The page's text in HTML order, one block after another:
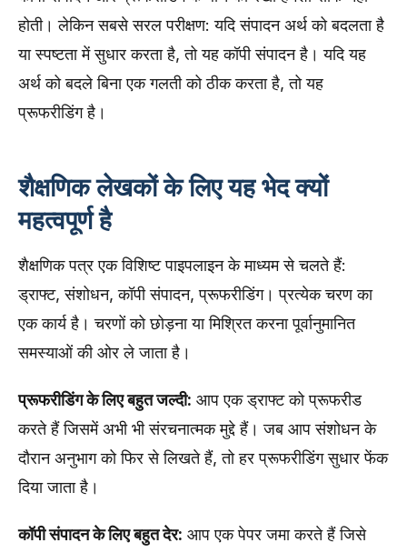
होती। लेकिन सबसे सरल परीक्षण: यदि संपादन अर्थ को बदलता है
या स्पष्टता में सुधार करता है, तो यह कॉपी संपादन है। यदि यह
अर्थ को बदले बिना एक गलती को ठीक करता है, तो यह
प्रूफरीडिंग है।
शैक्षणिक लेखकों के लिए यह भेद क्यों
महत्वपूर्ण है
शैक्षणिक पत्र एक विशिष्ट पाइपलाइन के माध्यम से चलते हैं:
ड्राफ्ट, संशोधन, कॉपी संपादन, प्रूफरीडिंग। प्रत्येक चरण का
एक कार्य है। चरणों को छोड़ना या मिश्रित करना पूर्वानुमानित
समस्याओं की ओर ले जाता है।
प्रूफरीडिंग के लिए बहुत जल्दी: आप एक ड्राफ्ट को प्रूफरीड
करते हैं जिसमें अभी भी संरचनात्मक मुद्दे हैं। जब आप संशोधन के
दौरान अनुभाग को फिर से लिखते हैं, तो हर प्रूफरीडिंग सुधार फेंक
दिया जाता है।
कॉपी संपादन के लिए बहुत देर: आप एक पेपर जमा करते हैं जिसे